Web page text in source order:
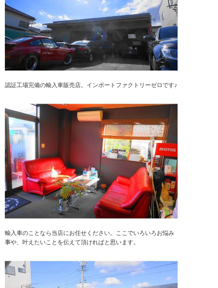
認証工場完備の輸入車販売店。インポートファクトリーゼロです♪
輸入車のことなら当店にお任せください。ここでいろいろお悩み
事や、叶えたいことを伝えて頂ければと思います。